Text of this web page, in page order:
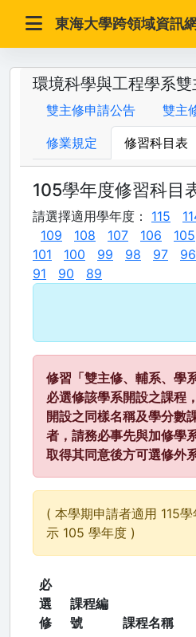
東海大學跨領域資訊網
環境科學與工程學系雙
雙主修申請公告 雙主
修業規定 修習科目表
105學年度修習科目
請選擇適用學年度： 115
109
108 107 106 105
101
100 99 98 97 96
91
90 89
修習「雙主修、輔系、學
必選修該學系開設之課程
開設之同樣名稱及學分數
者，請務必事先與加修學
取得其同意後方可選修外
( 本學期申請者適用 115
示 105 學年度 )
必
選
修
課程編
號
課程名稱